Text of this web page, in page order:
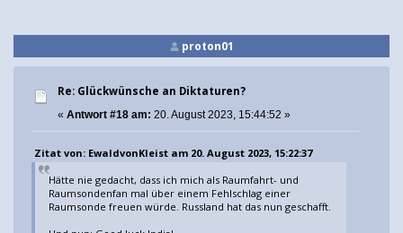
proton01
Re: Glückwünsche an Diktaturen?
« Antwort #18 am: 20. August 2023, 15:44:52 »
Zitat von: EwaldvonKleist am 20. August 2023, 15:22:37
Hätte nie gedacht, dass ich mich als Raumfahrt- und
Raumsondenfan mal über einem Fehlschlag einer
Raumsonde freuen würde. Russland hat das nun geschafft.